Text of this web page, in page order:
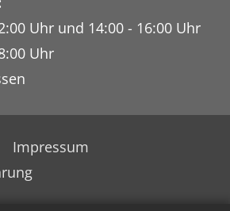
Uhr und 14:00 - 16:00 Uhr
Uhr
Impressum